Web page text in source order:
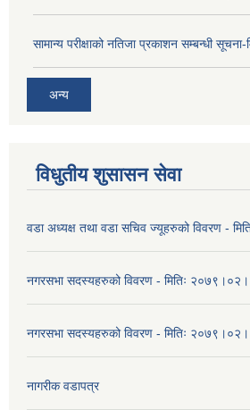
सामान्य परीक्षाको नतिजा प्रकाशन सम्बन्धी
अन्य
विधुतीय शुसासन सेवा
वडा अध्यक्ष तथा वडा सचिव ज्यूहरुको विवरण -
नगरसभा सदस्यहरुको विवरण - मितिः
नगरसभा सदस्यहरुको विवरण - मितिः
नागरीक वडापत्र